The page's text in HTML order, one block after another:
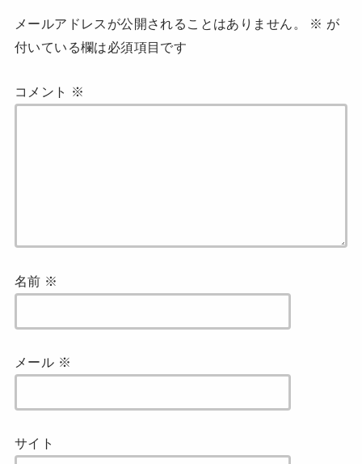
ま
す
)
メールアドレスが公開されることはありません。 ※ が
付いている欄は必須項目です
コメント ※
名前 ※
メール ※
サイト